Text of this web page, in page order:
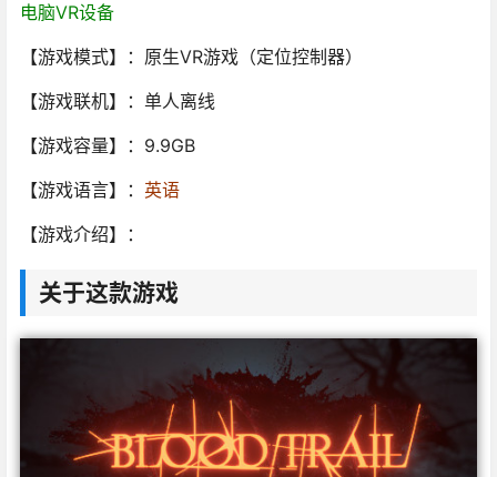
电脑VR设备
【游戏模式】：原生VR游戏（定位控制器）
【游戏联机】：单人离线
【游戏容量】：9.9GB
【游戏语言】： 英语
【游戏介绍】：
关于这款游戏